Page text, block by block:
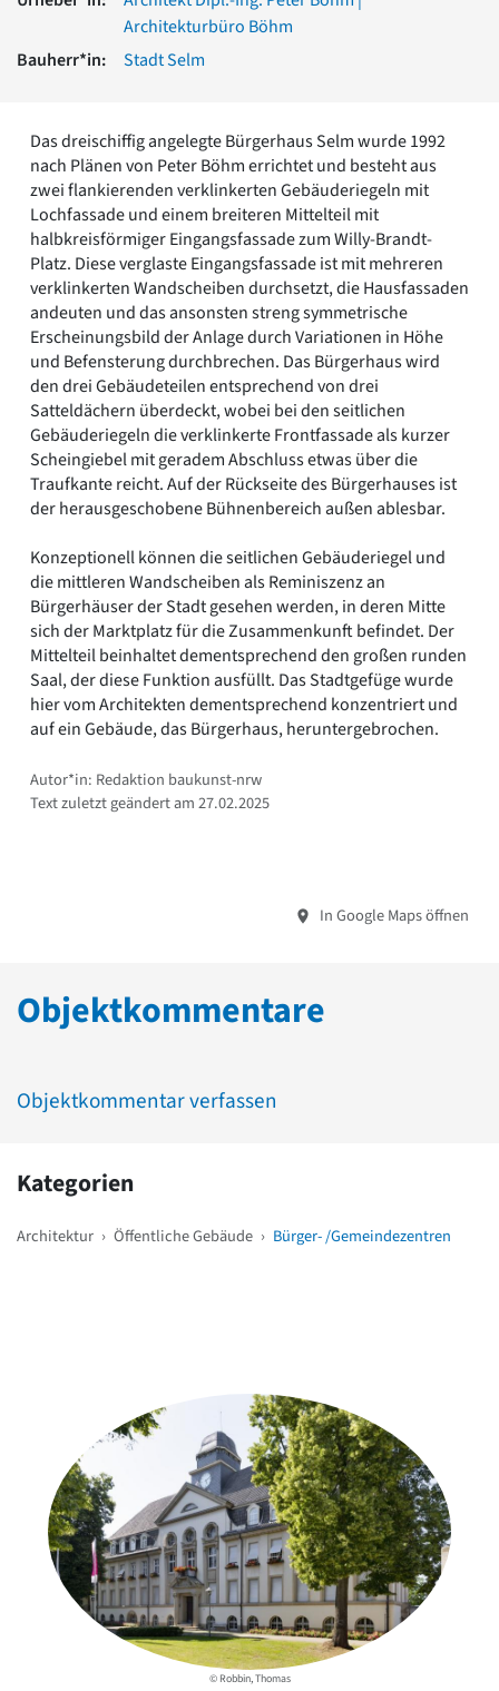
Römische Antike
Über baukunst-nrw
Fachbeirat
Freunde & Förderer
Kontakt
Impressum
Datenschutz
Suchbegriff eingeben
Architekturbüro Böhm
Bauherr*in:
Stadt Selm
Das dreischiffig angelegte Bürgerhaus Selm wurde 1992
nach Plänen von Peter Böhm errichtet und besteht aus
zwei flankierenden verklinkerten Gebäuderiegeln mit
Lochfassade und einem breiteren Mittelteil mit
halbkreisförmiger Eingangsfassade zum Willy-Brandt-
Platz. Diese verglaste Eingangsfassade ist mit mehreren
verklinkerten Wandscheiben durchsetzt, die Hausfassaden
andeuten und das ansonsten streng symmetrische
Erscheinungsbild der Anlage durch Variationen in Höhe
und Befensterung durchbrechen. Das Bürgerhaus wird
den drei Gebäudeteilen entsprechend von drei
Satteldächern überdeckt, wobei bei den seitlichen
Gebäuderiegeln die verklinkerte Frontfassade als kurzer
Scheingiebel mit geradem Abschluss etwas über die
Traufkante reicht. Auf der Rückseite des Bürgerhauses ist
der herausgeschobene Bühnenbereich außen ablesbar.
Konzeptionell können die seitlichen Gebäuderiegel und
die mittleren Wandscheiben als Reminiszenz an
Bürgerhäuser der Stadt gesehen werden, in deren Mitte
sich der Marktplatz für die Zusammenkunft befindet. Der
Mittelteil beinhaltet dementsprechend den großen runden
Saal, der diese Funktion ausfüllt. Das Stadtgefüge wurde
hier vom Architekten dementsprechend konzentriert und
auf ein Gebäude, das Bürgerhaus, heruntergebrochen.
Autor*in: Redaktion baukunst-nrw
Text zuletzt geändert am 27.02.2025
In Google Maps öffnen
Objektkommentare
Objektkommentar verfassen
Kategorien
Architektur › Öffentliche Gebäude › Bürger- /Gemeindezentren
© Robbin, Thomas